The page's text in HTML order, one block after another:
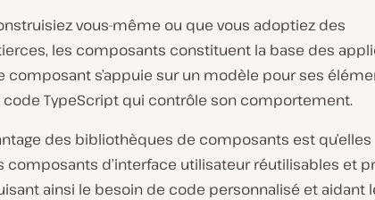
vous-même ou que vous adoptiez des
les composants constituent la base des
composant s’appuie sur un modèle pour ses
code TypeScript qui contrôle son comportement.
des bibliothèques de composants est qu’elles
composants d’interface utilisateur réutilisables et
ainsi le besoin de code personnalisé et aidant